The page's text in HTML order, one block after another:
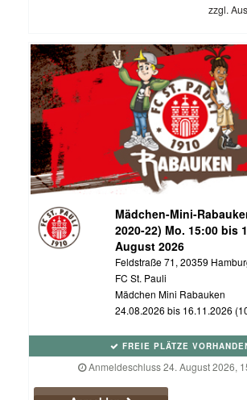
zzgl.
Mädchen-Mini-
2020-22) Mo. 15:00 bis
August 2026
Feldstraße 71, 20359
FC St. Pauli
Mädchen Mini Rabauken
24.08.2026 bis 16.11.2026
FREIE PLÄTZE
Anmeldeschluss 24. August 2026,